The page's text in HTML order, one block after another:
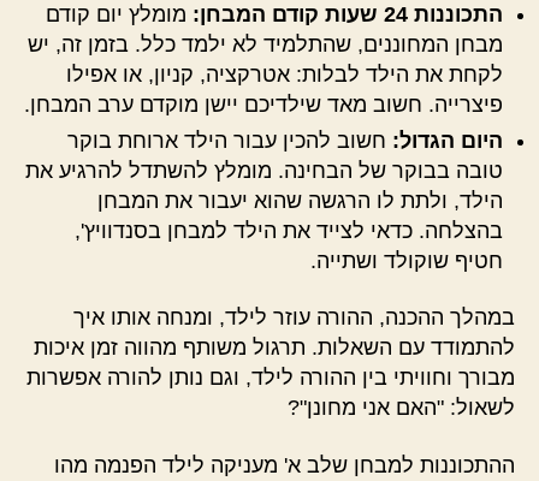
התכוננות 24 שעות קודם המבחן:
מומלץ יום קודם
מבחן המחוננים, שהתלמיד לא ילמד כלל. בזמן זה, יש
לקחת את הילד לבלות: אטרקציה, קניון, או אפילו
פיצרייה. חשוב מאד שילדיכם יישן מוקדם ערב המבחן.
היום הגדול: חשוב להכין עבור הילד ארוחת בוקר
טובה בבוקר של הבחינה. מומלץ להשתדל להרגיע את
הילד, ולתת לו הרגשה שהוא יעבור את המבחן
בהצלחה. כדאי לצייד את הילד למבחן בסנדוויץ',
חטיף שוקולד ושתייה.
במהלך ההכנה, ההורה עוזר לילד, ומנחה אותו איך
להתמודד עם השאלות. תרגול משותף מהווה זמן איכות
מבורך וחוויתי בין ההורה לילד, וגם נותן להורה אפשרות
לשאול: "האם אני מחונן"?
ההתכוננות למבחן שלב א' מעניקה לילד הפנמה מהו